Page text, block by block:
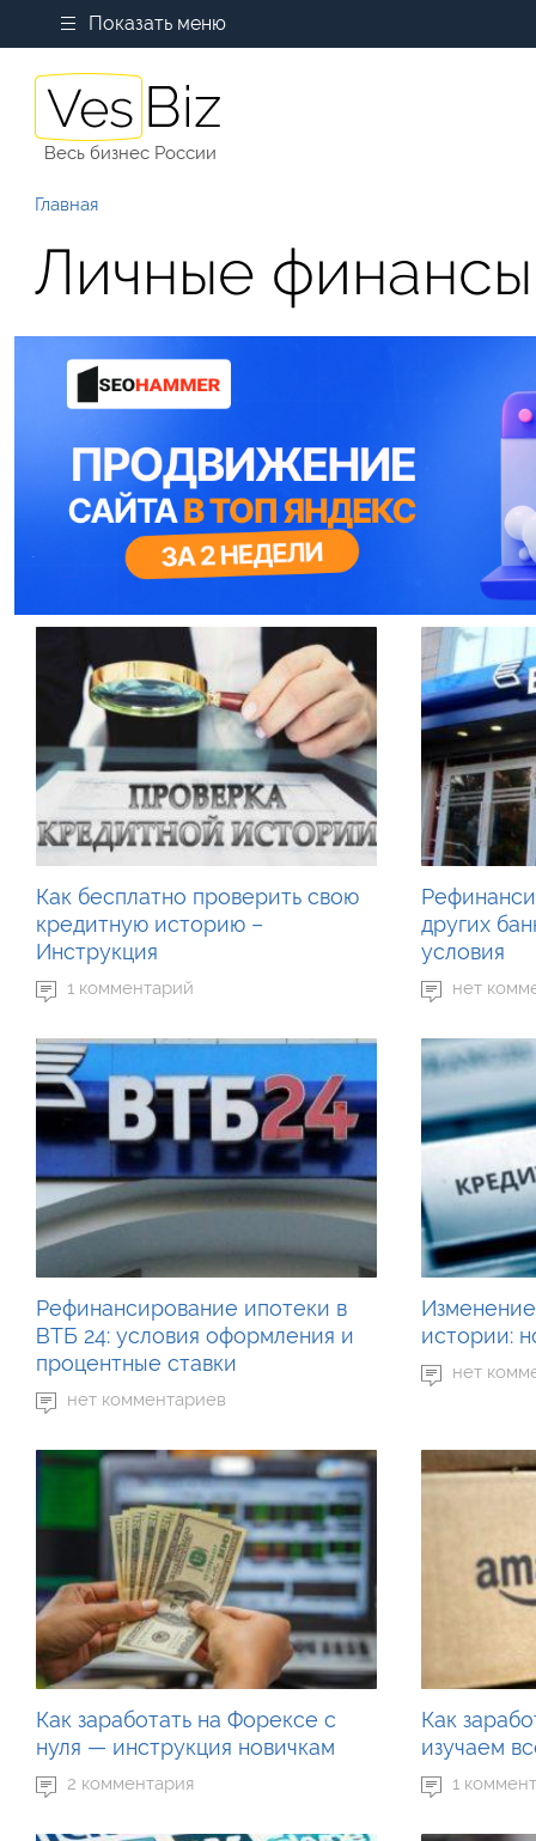
Показать меню
Весь бизнес России
Главная
Личные финансы
Как бесплатно проверить свою
кредитную историю –
Инструкция
1 комментарий
других
условия
нет
Рефинансирование ипотеки в
ВТБ 24: условия оформления и
процентные ставки
нет комментариев
истории:
нет
Как заработать на Форексе с
нуля — инструкция новичкам
2 комментария
Как
изучаем
1